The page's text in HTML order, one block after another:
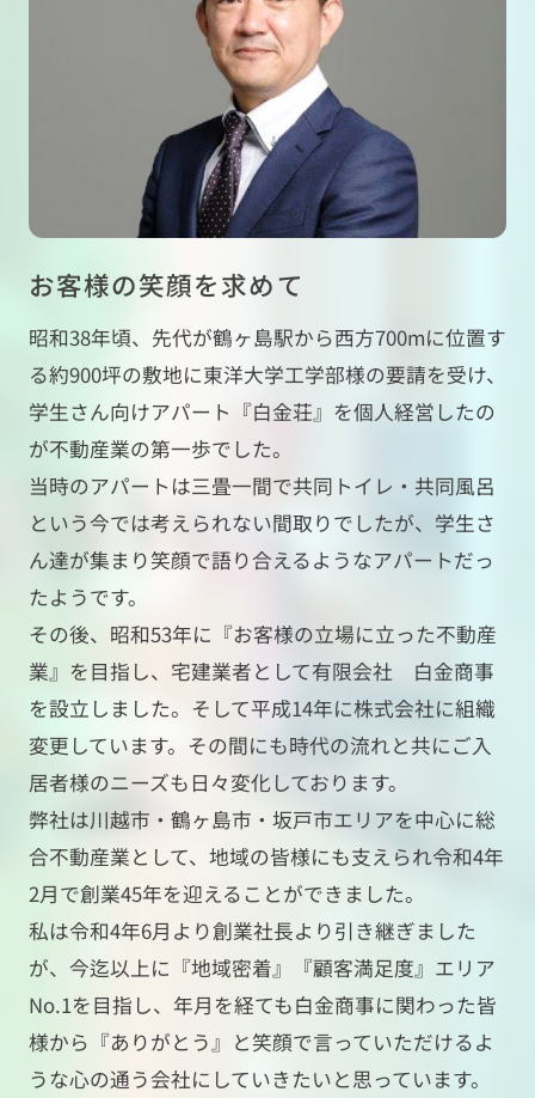
お客様の笑顔を求めて
昭和38年頃、先代が鶴ヶ島駅から西方700mに位置す
る約900坪の敷地に東洋大学工学部様の要請を受け、
学生さん向けアパート『白金荘』を個人経営したの
が不動産業の第一歩でした。
当時のアパートは三畳一間で共同トイレ・共同風呂
という今では考えられない間取りでしたが、学生さ
ん達が集まり笑顔で語り合えるようなアパートだっ
たようです。
その後、昭和53年に『お客様の立場に立った不動産
業』を目指し、宅建業者として有限会社 白金商事
を設立しました。そして平成14年に株式会社に組織
変更しています。その間にも時代の流れと共にご入
居者様のニーズも日々変化しております。
弊社は川越市・鶴ヶ島市・坂戸市エリアを中心に総
合不動産業として、地域の皆様にも支えられ令和4年
2月で創業45年を迎えることができました。
私は令和4年6月より創業社長より引き継ぎました
が、今迄以上に『地域密着』『顧客満足度』エリア
No.1を目指し、年月を経ても白金商事に関わった皆
様から『ありがとう』と笑顔で言っていただけるよ
うな心の通う会社にしていきたいと思っています。